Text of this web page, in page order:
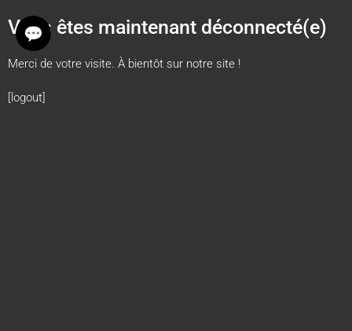
Vous êtes maintenant déconnecté(e)
Merci de votre visite. À bientôt sur notre site !
[logout]
💬